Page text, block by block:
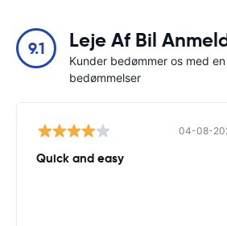
9.1 Leje Af Bil
Kunder bedømmer os med
bedømmelser
04-08-
Quick and easy